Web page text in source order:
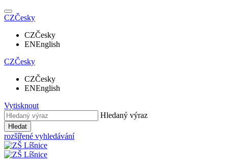
CZČesky
CZČesky
ENEnglish
CZČesky
CZČesky
ENEnglish
Vytisknout
Hledaný výraz
Hledat
rozšířené vyhledávání